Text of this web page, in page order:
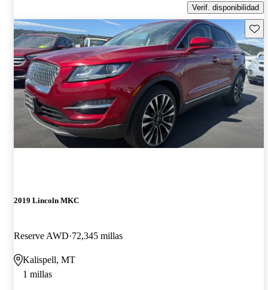
Verif. disponibilidad
2019 Lincoln MKC
Reserve AWD 72,345 millas
Kalispell, MT
1 millas